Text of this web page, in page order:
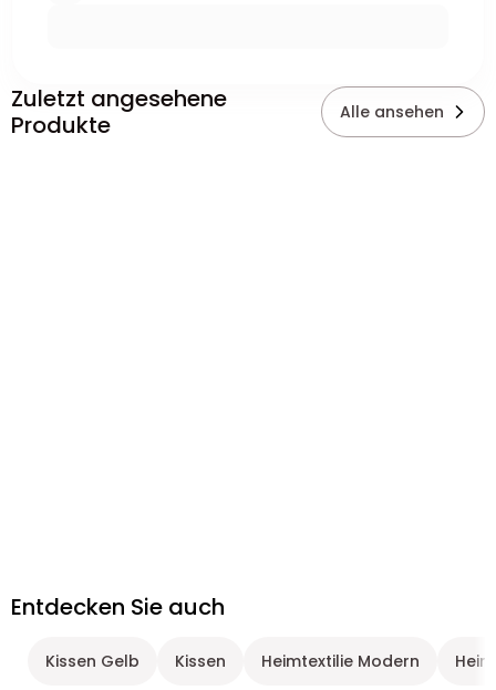
Zuletzt angesehene
Produkte
Alle ansehen
Entdecken Sie auch
Kissen Gelb Kissen Heimtextilie Modern